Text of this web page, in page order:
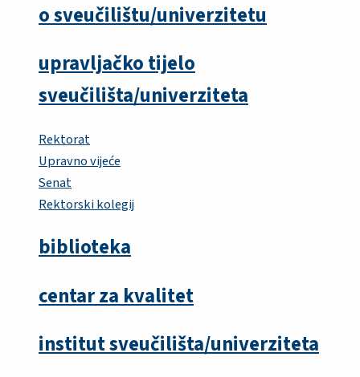
o sveučilištu/univerzitetu
upravljačko tijelo
sveučilišta/univerziteta
Rektorat
Upravno vijeće
Senat
Rektorski kolegij
biblioteka
centar za kvalitet
institut sveučilišta/univerziteta